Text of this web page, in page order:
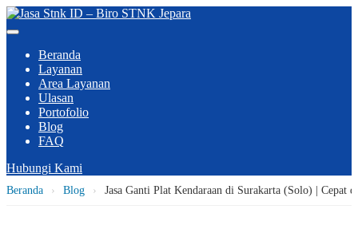
Beranda
Layanan
Area Layanan
Ulasan
Portofolio
Blog
FAQ
Hubungi Kami
Beranda › Blog › Jasa Ganti Plat Kendaraan di Surakarta (Solo) | Cepat